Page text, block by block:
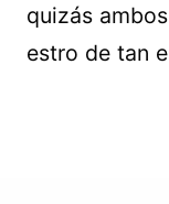
quizás
estro de tan